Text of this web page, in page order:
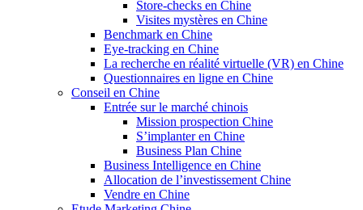
Store-checks en Chine
Visites mystères en Chine
Benchmark en Chine
Eye-tracking en Chine
La recherche en réalité virtuelle (VR) en Chine
Questionnaires en ligne en Chine
Conseil en Chine
Entrée sur le marché chinois
Mission prospection Chine
S’implanter en Chine
Business Plan Chine
Business Intelligence en Chine
Allocation de l’investissement Chine
Vendre en Chine